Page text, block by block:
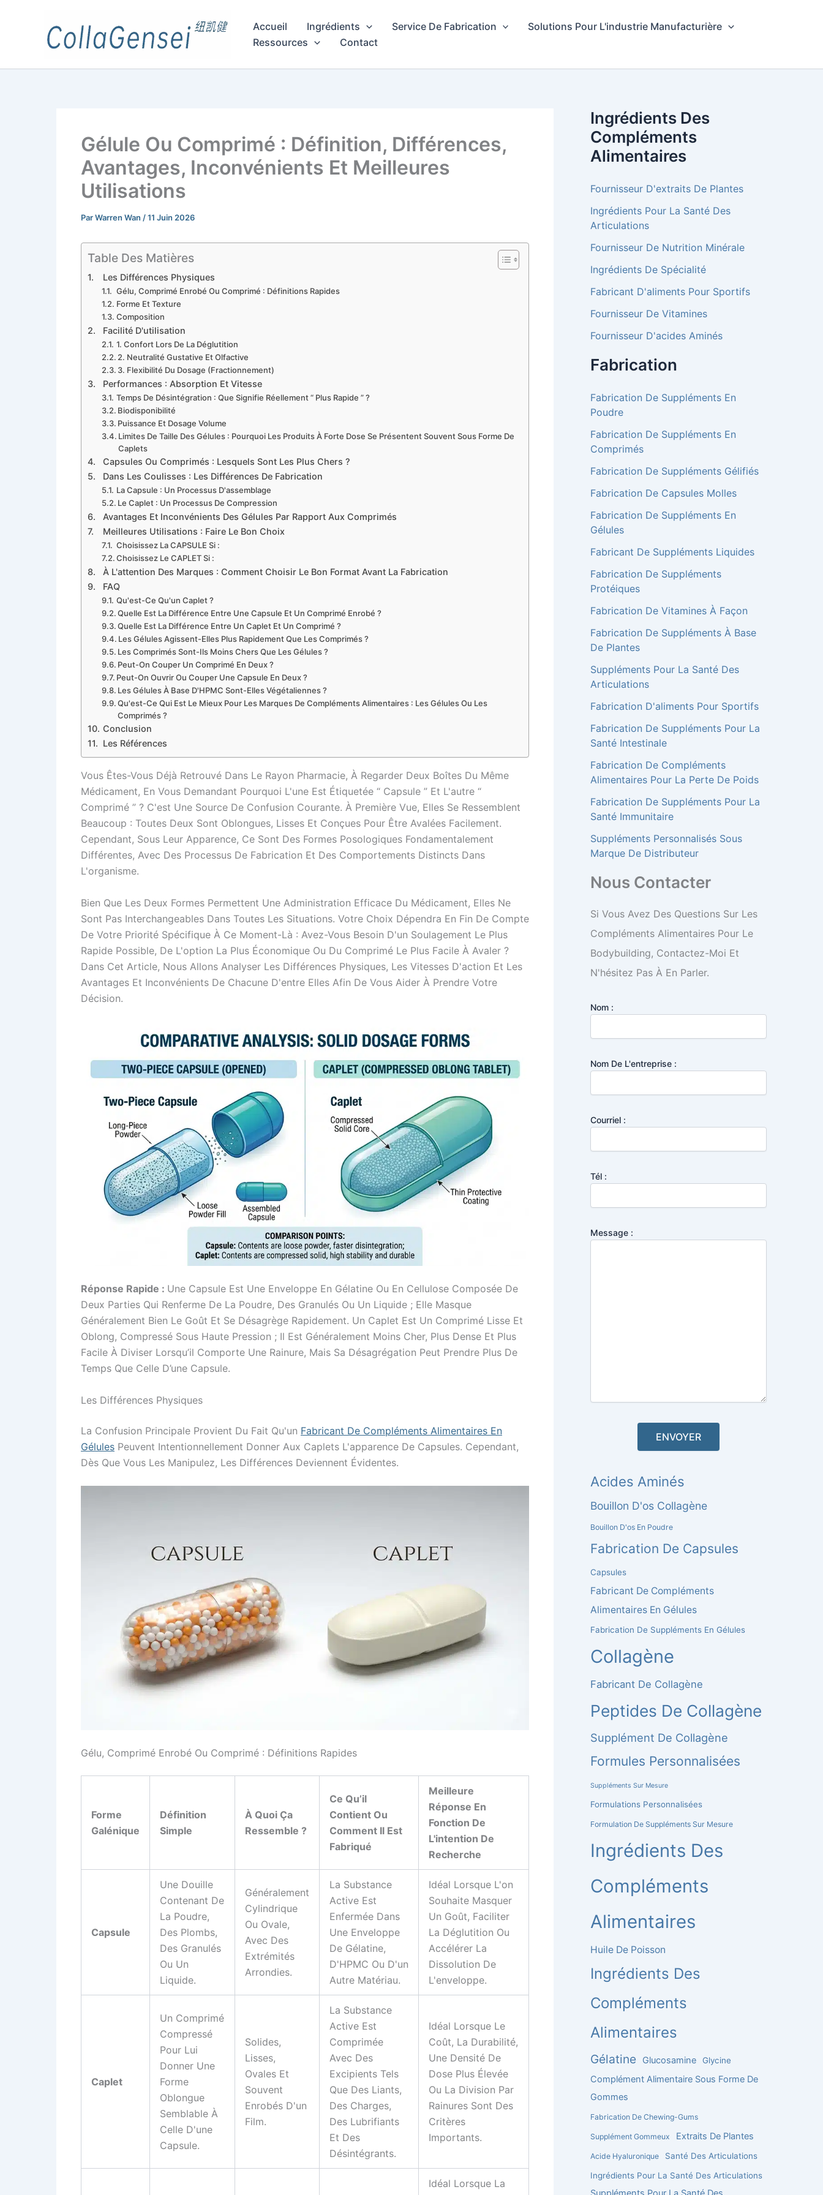
Accueil Ingrédients Service De Fabrication
Solutions Pour L'industrie Manufacturière
Ressources
Contact
Gélule Ou Comprimé : Définition, Différences,
Avantages, Inconvénients Et Meilleures
Utilisations
ParWarren Wan /11 Juin 2026
Table Des Matières
Les Différences Physiques
Gélu, Comprimé Enrobé Ou Comprimé : Définitions Rapides
Forme Et Texture
Composition
Facilité D'utilisation
1. Confort Lors De La Déglutition
2. Neutralité Gustative Et Olfactive
3. Flexibilité Du Dosage (fractionnement)
Performances : Absorption Et Vitesse
Temps De Désintégration : Que Signifie Réellement “ Plus Rapide ” ?
Biodisponibilité
Puissance Et Dosage Volume
Limites De Taille Des Gélules : Pourquoi Les Produits À Forte Dose Se Présentent Souvent Sous Forme De
Caplets
Capsules Ou Comprimés : Lesquels Sont Les Plus Chers ?
Dans Les Coulisses : Les Différences De Fabrication
La Capsule : Un Processus D'assemblage
Le Caplet : Un Processus De Compression
Avantages Et Inconvénients Des Gélules Par Rapport Aux Comprimés
Meilleures Utilisations : Faire Le Bon Choix
Choisissez La CAPSULE Si :
Choisissez Le CAPLET Si :
À L'attention Des Marques : Comment Choisir Le Bon Format Avant La Fabrication
FAQ
Qu'est-Ce Qu'un Caplet ?
Quelle Est La Différence Entre Une Capsule Et Un Comprimé Enrobé ?
Quelle Est La Différence Entre Un Caplet Et Un Comprimé ?
Les Gélules Agissent-Elles Plus Rapidement Que Les Comprimés ?
Les Comprimés Sont-Ils Moins Chers Que Les Gélules ?
Peut-On Couper Un Comprimé En Deux ?
Peut-On Ouvrir Ou Couper Une Capsule En Deux ?
Les Gélules À Base D'HPMC Sont-Elles Végétaliennes ?
Qu'est-Ce Qui Est Le Mieux Pour Les Marques De Compléments Alimentaires : Les Gélules Ou Les
Comprimés ?
Conclusion
Les Références
Vous Êtes-Vous Déjà Retrouvé Dans Le Rayon Pharmacie, À Regarder Deux Boîtes Du Même
Médicament, En Vous Demandant Pourquoi L'une Est Étiquetée “ Capsule ” Et L'autre “
Comprimé ” ? C'est Une Source De Confusion Courante. À Première Vue, Elles Se Ressemblent
Beaucoup : Toutes Deux Sont Oblongues, Lisses Et Conçues Pour Être Avalées Facilement.
Cependant, Sous Leur Apparence, Ce Sont Des Formes Posologiques Fondamentalement
Différentes, Avec Des Processus De Fabrication Et Des Comportements Distincts Dans
L'organisme.
Bien Que Les Deux Formes Permettent Une Administration Efficace Du Médicament, Elles Ne
Sont Pas Interchangeables Dans Toutes Les Situations. Votre Choix Dépendra En Fin De Compte
De Votre Priorité Spécifique À Ce Moment-Là : Avez-Vous Besoin D'un Soulagement Le Plus
Rapide Possible, De L'option La Plus Économique Ou Du Comprimé Le Plus Facile À Avaler ?
Dans Cet Article, Nous Allons Analyser Les Différences Physiques, Les Vitesses D'action Et Les
Avantages Et Inconvénients De Chacune D'entre Elles Afin De Vous Aider À Prendre Votre
Décision.
Réponse Rapide : Une Capsule Est Une Enveloppe En Gélatine Ou En Cellulose Composée De
Deux Parties Qui Renferme De La Poudre, Des Granulés Ou Un Liquide ; Elle Masque
Généralement Bien Le Goût Et Se Désagrège Rapidement. Un Caplet Est Un Comprimé Lisse Et
Oblong, Compressé Sous Haute Pression ; Il Est Généralement Moins Cher, Plus Dense Et Plus
Facile À Diviser Lorsqu’il Comporte Une Rainure, Mais Sa Désagrégation Peut Prendre Plus De
Temps Que Celle D’une Capsule.
Les Différences Physiques
La Confusion Principale Provient Du Fait Qu'un Fabricant De Compléments Alimentaires En
Gélules Peuvent Intentionnellement Donner Aux Caplets L'apparence De Capsules. Cependant,
Dès Que Vous Les Manipulez, Les Différences Deviennent Évidentes.
Gélu, Comprimé Enrobé Ou Comprimé : Définitions Rapides
Forme
Galénique
Définition
Simple
À Quoi Ça
Ressemble ?
Ce Qu’il
Contient Ou
Comment Il Est
Fabriqué
Meilleure
Réponse En
Fonction De
L'intention De
Recherche
Capsule
Une Douille
Contenant De
La Poudre,
Des Plombs,
Des Granulés
Ou Un
Liquide.
Généralement
Cylindrique
Ou Ovale,
Avec Des
Extrémités
Arrondies.
La Substance
Active Est
Enfermée Dans
Une Enveloppe
De Gélatine,
D'HPMC Ou D'un
Autre Matériau.
Idéal Lorsque L'on
Souhaite Masquer
Un Goût, Faciliter
La Déglutition Ou
Accélérer La
Dissolution De
L'enveloppe.
Caplet
Un Comprimé
Compressé
Pour Lui
Donner Une
Forme
Oblongue
Semblable À
Celle D'une
Capsule.
Solides,
Lisses,
Ovales Et
Souvent
Enrobés D'un
Film.
La Substance
Active Est
Comprimée
Avec Des
Excipients Tels
Que Des Liants,
Des Charges,
Des Lubrifiants
Et Des
Désintégrants.
Idéal Lorsque Le
Coût, La Durabilité,
Une Densité De
Dose Plus Élevée
Ou La Division Par
Rainures Sont Des
Critères
Importants.
Idéal Lorsque La
Ingrédients Des
Compléments
Alimentaires
Fournisseur D'extraits De Plantes
Ingrédients Pour La Santé Des
Articulations
Fournisseur De Nutrition Minérale
Ingrédients De Spécialité
Fabricant D'aliments Pour Sportifs
Fournisseur De Vitamines
Fournisseur D'acides Aminés
Fabrication
Fabrication De Suppléments En
Poudre
Fabrication De Suppléments En
Comprimés
Fabrication De Suppléments Gélifiés
Fabrication De Capsules Molles
Fabrication De Suppléments En
Gélules
Fabricant De Suppléments Liquides
Fabrication De Suppléments
Protéiques
Fabrication De Vitamines À Façon
Fabrication De Suppléments À Base
De Plantes
Suppléments Pour La Santé Des
Articulations
Fabrication D'aliments Pour Sportifs
Fabrication De Suppléments Pour La
Santé Intestinale
Fabrication De Compléments
Alimentaires Pour La Perte De Poids
Fabrication De Suppléments Pour La
Santé Immunitaire
Suppléments Personnalisés Sous
Marque De Distributeur
Nous Contacter
Si Vous Avez Des Questions Sur Les
Compléments Alimentaires Pour Le
Bodybuilding, Contactez-Moi Et
N'hésitez Pas À En Parler.
Nom :
Nom De L'entreprise :
Courriel :
Tél :
Message :
Acides Aminés
Bouillon D'os Collagène
Bouillon D'os En Poudre
Fabrication De Capsules
Capsules
Fabricant De Compléments
Alimentaires En Gélules
Fabrication De Suppléments En Gélules
Collagène
Fabricant De Collagène
Peptides De Collagène
Supplément De Collagène
Formules Personnalisées
Suppléments Sur Mesure
Formulations Personnalisées
Formulation De Suppléments Sur Mesure
Ingrédients Des
Compléments
Alimentaires
Huile De Poisson
Ingrédients Des
Compléments
Alimentaires
Gélatine Glucosamine Glycine
Complément Alimentaire Sous Forme De
Gommes
Fabrication De Chewing-Gums
Supplément Gommeux Extraits De Plantes
Acide Hyaluronique
Santé Des Articulations
Ingrédients Pour La Santé Des Articulations